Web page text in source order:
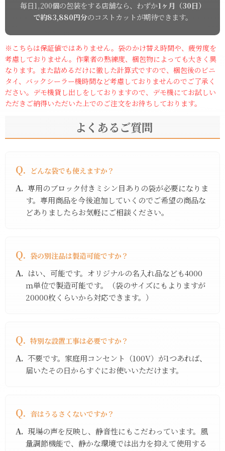
毎日1,200個の包装をする店舗なら、わずか1ヶ月（30日）
で約83,880円分のコストカットが期待できます。
※こちらは保証値ではありません。袋のかけ替え時間や、疲労度を
考慮しておりません。作業者の熟練度、梱包物によっても大きく異
なります。また詰めるだけに徹した計算式ですので、梱包後のビニ
タイ、バックシーラー機時間など考慮しておりませんのでご了承く
ださい。デモ機貸し出しをしておりますので、デモ機にてお試しい
ただきご納得いただいた上でのご注文をお待ちしております。
よくあるご質問
Q. どんな袋でも使えますか？
A. 専用のブロック付きミシン目ありの袋が必要になりま
す。専用商品を今後追加していくのでご希望の商品な
どありましたらお気軽にご相談ください。
Q. 袋の別注品は製造可能ですか？
A. はい、可能です。オリジナルの名入れ品なども4000
ｍ単位で製造可能です。（袋のサイズにもよりますが
20000枚くらいから対応できます。）
Q. 特別な設置工事は必要ですか？
A. 不要です。家庭用コンセント（100V）が1つあれば、
届いたその日からすぐにお使いいただけます。
Q. 音はうるさくないですか？
A. 現場の声を反映し、静音性にもこだわっています。風
量調節機能で、静かな環境では出力を抑えて使用する